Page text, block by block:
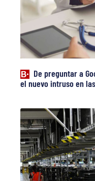
De preguntar a
el nuevo intruso en